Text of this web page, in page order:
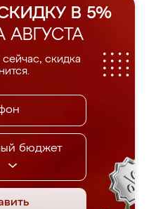
В 5%
сейчас, скидка
бюджет